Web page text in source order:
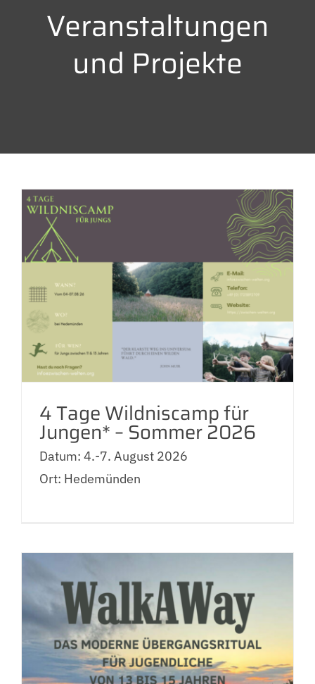
Veranstaltungen
und Projekte
4 Tage Wildniscamp für
Jungen* – Sommer 2026
Datum: 4.-7. August 2026
Ort: Hedemünden